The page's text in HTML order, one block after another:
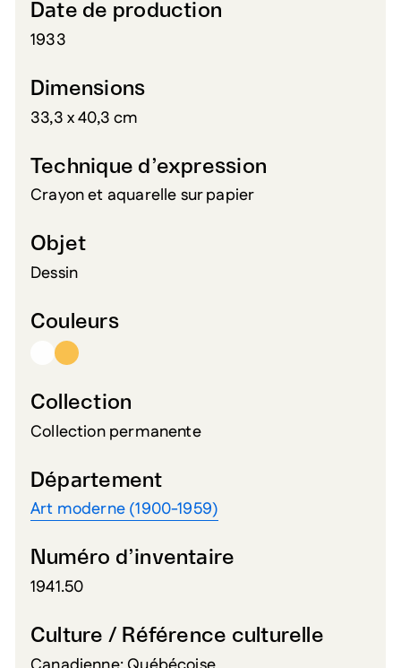
Date de production
1933
Dimensions
33,3 x 40,3 cm
Technique d’expression
Crayon et aquarelle sur papier
Objet
Dessin
Couleurs
Collection
Collection permanente
Département
Art moderne (1900-1959)
Numéro d’inventaire
1941.50
Culture / Référence culturelle